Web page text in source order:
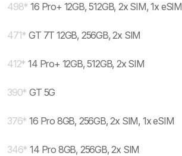
498* 16 Pro+ 12GB, 512GB, 2x SIM, 1x eSIM
471* GT 7T 12GB, 256GB, 2x SIM
412* 14 Pro+ 12GB, 512GB, 2x SIM
390* GT 5G
376* 16 Pro 8GB, 256GB, 2x SIM, 1x eSIM
346* 14 Pro 8GB, 256GB, 2x SIM